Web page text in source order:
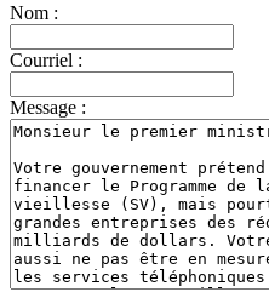
Nom :
Courriel :
Message :